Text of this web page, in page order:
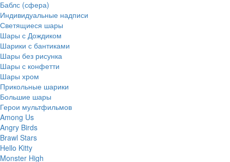
Баблс (сфера)
Индивидуальные надписи
Светящиеся шары
Шары с Дождиком
Шарики с бантиками
Шары без рисунка
Шары с конфетти
Шары хром
Прикольные шарики
Большие шары
Герои мультфильмов
Among Us
Angry Birds
Brawl Stars
Hello Kitty
Monster High